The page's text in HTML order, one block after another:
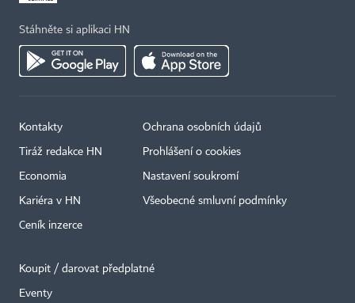
Stáhněte si aplikaci HN
Kontakty
Tiráž redakce HN
Economia
Kariéra v HN
Ceník inzerce
Ochrana osobních údajů
Prohlášení o cookies
Nastavení soukromí
Všeobecné smluvní podmínky
Koupit / darovat předplatné
Eventy